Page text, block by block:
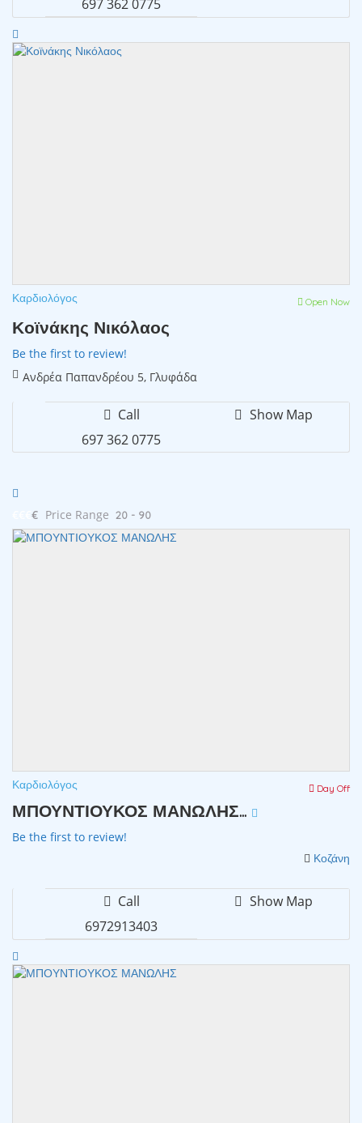
697 362 0775
Καρδιολόγος Open Now
Κοϊνάκης Νικόλαος
Be the first to review!
Ανδρέα Παπανδρέου 5, Γλυφάδα
Call
697 362 0775
Show Map
€ Price Range 20 - 90
Καρδιολόγος Day Off
ΜΠΟΥΝΤΙΟΥΚΟΣ ΜΑΝΩΛΗΣ...
Be the first to review!
Κοζάνη
Call
6972913403
Show Map